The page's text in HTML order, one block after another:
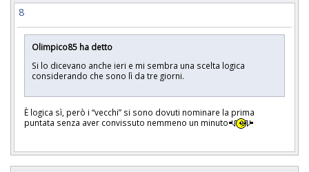
8
Olimpico85 ha detto
Si lo dicevano anche ieri e mi sembra una scelta logica
considerando che sono lì da tre giorni.
È logica sì, però i “vecchi” si sono dovuti nominare la prima
puntata senza aver convissuto nemmeno un minuto